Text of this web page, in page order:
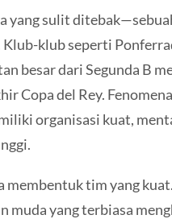
yang sulit
klub seperti
besar dari Segunda B
Copa del Rey.
organisasi kuat,
tim yang
muda yang terbiasa